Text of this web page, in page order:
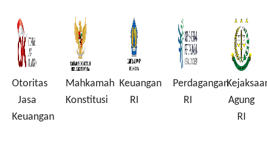
Otoritas
Jasa
Keuangan
Mahkamah
Konstitusi
Keuangan
RI
Perdagangan
RI
Agung
RI